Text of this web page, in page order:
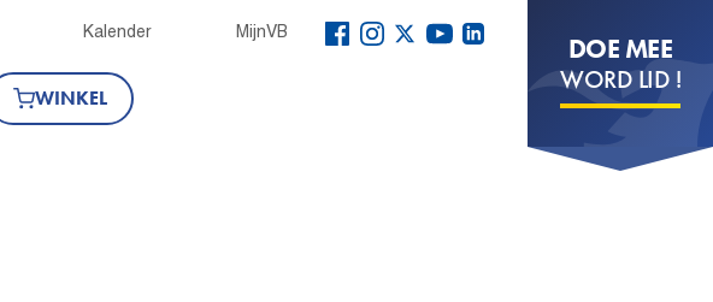
Kalender MijnVB
WINKEL
DOE MEE
WORD LID !